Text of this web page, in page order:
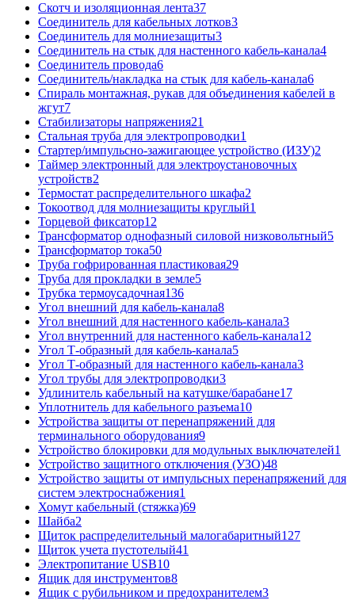
Скотч и изоляционная лента37
Соединитель для кабельных лотков3
Соединитель для молниезащиты3
Соединитель на стык для настенного кабель-канала4
Соединитель провода6
Соединитель/накладка на стык для кабель-канала6
Спираль монтажная, рукав для объединения кабелей в
жгут7
Стабилизаторы напряжения21
Стальная труба для электропроводки1
Стартер/импульсно-зажигающее устройство (ИЗУ)2
Таймер электронный для электроустановочных
устройств2
Термостат распределительного шкафа2
Токоотвод для молниезащиты круглый1
Торцевой фиксатор12
Трансформатор однофазный силовой низковольтный5
Трансформатор тока50
Труба гофрированная пластиковая29
Труба для прокладки в земле5
Трубка термоусадочная136
Угол внешний для кабель-канала8
Угол внешний для настенного кабель-канала3
Угол внутренний для настенного кабель-канала12
Угол Т-образный для кабель-канала5
Угол Т-образный для настенного кабель-канала3
Угол трубы для электропроводки3
Удлинитель кабельный на катушке/барабане17
Уплотнитель для кабельного разъема10
Устройства защиты от перенапряжений для
терминального оборудования9
Устройство блокировки для модульных выключателей1
Устройство защитного отключения (УЗО)48
Устройство защиты от импульсных перенапряжений для
систем электроснабжения1
Хомут кабельный (стяжка)69
Шайба2
Щиток распределительный малогабаритный127
Щиток учета пустотелый41
Электропитание USB10
Ящик для инструментов8
Ящик с рубильником и предохранителем3